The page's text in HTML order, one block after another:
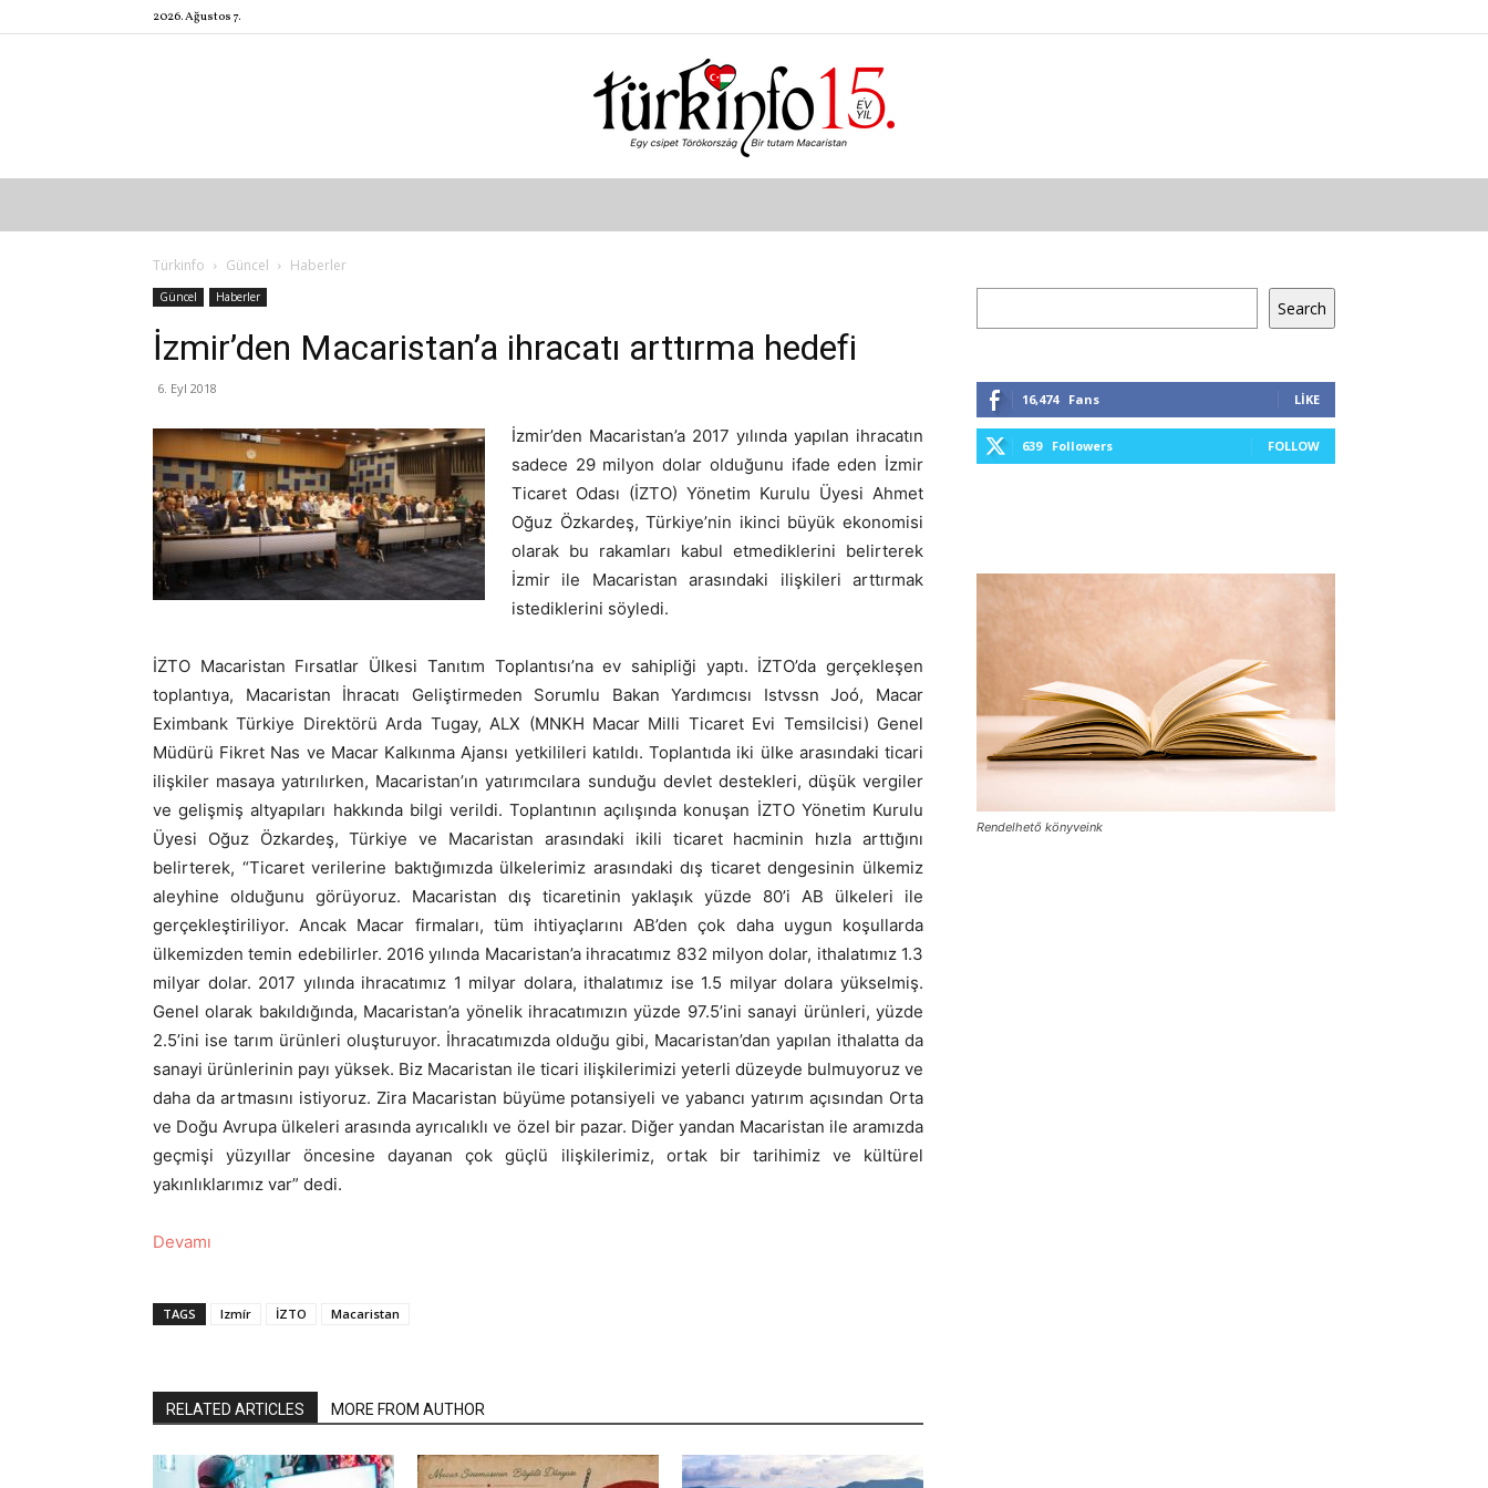
2026. Ağustos 7.
Türkinfo
Türkinfo Güncel Haberler
Güncel Haberler
İzmir’den Macaristan’a ihracatı arttırma hedefi
6. Eyl 2018
İzmir’den Macaristan’a 2017 yılında yapılan ihracatın
sadece 29 milyon dolar olduğunu ifade eden İzmir
Ticaret Odası (İZTO) Yönetim Kurulu Üyesi Ahmet
Oğuz Özkardeş, Türkiye’nin ikinci büyük ekonomisi
olarak bu rakamları kabul etmediklerini belirterek
İzmir ile Macaristan arasındaki ilişkileri arttırmak
istediklerini söyledi.
İZTO Macaristan Fırsatlar Ülkesi Tanıtım Toplantısı’na ev sahipliği yaptı. İZTO’da gerçekleşen
toplantıya, Macaristan İhracatı Geliştirmeden Sorumlu Bakan Yardımcısı Istvssn Joó, Macar
Eximbank Türkiye Direktörü Arda Tugay, ALX (MNKH Macar Milli Ticaret Evi Temsilcisi) Genel
Müdürü Fikret Nas ve Macar Kalkınma Ajansı yetkilileri katıldı. Toplantıda iki ülke arasındaki ticari
ilişkiler masaya yatırılırken, Macaristan’ın yatırımcılara sunduğu devlet destekleri, düşük vergiler
ve gelişmiş altyapıları hakkında bilgi verildi. Toplantının açılışında konuşan İZTO Yönetim Kurulu
Üyesi Oğuz Özkardeş, Türkiye ve Macaristan arasındaki ikili ticaret hacminin hızla arttığını
belirterek, “Ticaret verilerine baktığımızda ülkelerimiz arasındaki dış ticaret dengesinin ülkemiz
aleyhine olduğunu görüyoruz. Macaristan dış ticaretinin yaklaşık yüzde 80’i AB ülkeleri ile
gerçekleştiriliyor. Ancak Macar firmaları, tüm ihtiyaçlarını AB’den çok daha uygun koşullarda
ülkemizden temin edebilirler. 2016 yılında Macaristan’a ihracatımız 832 milyon dolar, ithalatımız 1.3
milyar dolar. 2017 yılında ihracatımız 1 milyar dolara, ithalatımız ise 1.5 milyar dolara yükselmiş.
Genel olarak bakıldığında, Macaristan’a yönelik ihracatımızın yüzde 97.5’ini sanayi ürünleri, yüzde
2.5’ini ise tarım ürünleri oluşturuyor. İhracatımızda olduğu gibi, Macaristan’dan yapılan ithalatta da
sanayi ürünlerinin payı yüksek. Biz Macaristan ile ticari ilişkilerimizi yeterli düzeyde bulmuyoruz ve
daha da artmasını istiyoruz. Zira Macaristan büyüme potansiyeli ve yabancı yatırım açısından Orta
ve Doğu Avrupa ülkeleri arasında ayrıcalıklı ve özel bir pazar. Diğer yandan Macaristan ile aramızda
geçmişi yüzyıllar öncesine dayanan çok güçlü ilişkilerimiz, ortak bir tarihimiz ve kültürel
yakınlıklarımız var” dedi.
Devamı
TAGS Izmír İZTO Macaristan
RELATED ARTICLES MORE FROM AUTHOR
Search
16,474 Fans LIKE
639 Followers FOLLOW
Rendelhető könyveink